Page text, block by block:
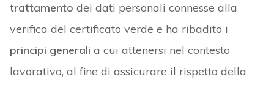
trattamento dei dati personali connesse alla
verifica del certificato verde e ha ribadito i
principi generali a cui attenersi nel contesto
lavorativo, al fine di assicurare il rispetto della